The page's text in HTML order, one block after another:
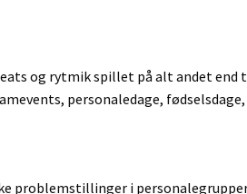
og rytmik spillet på alt andet
personaledage,
problemstillinger i